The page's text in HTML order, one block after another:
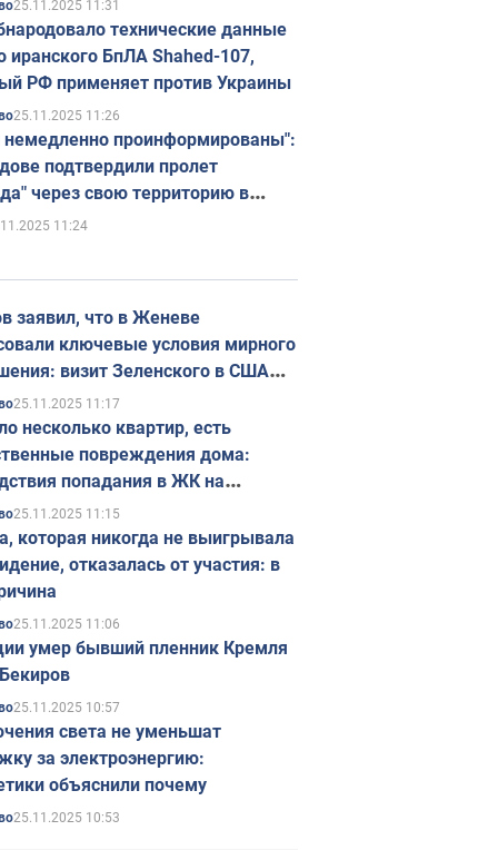
25.11.2025 11:31
технические данные
иранского БпЛА Shahed-107,
РФ применяет против Украины
25.11.2025 11:26
проинформированы":
подтвердили пролет
через свою территорию в
11:24
заявил, что в Женеве
ключевые условия мирного
визит Зеленского в США
в ноябре
25.11.2025 11:17
несколько квартир, есть
повреждения дома:
попадания в ЖК на
в Киеве. Фото
25.11.2025 11:15
которая никогда не выигрывала
отказалась от участия: в
25.11.2025 11:06
умер бывший пленник Кремля
25.11.2025 10:57
света не уменьшат
за электроэнергию:
объяснили почему
25.11.2025 10:53